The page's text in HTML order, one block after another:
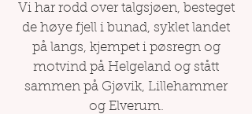
Vi har rodd over talgsjøen, besteget
de høye fjell i bunad, syklet landet
på langs, kjempet i pøsregn og
motvind på Helgeland og stått
sammen på Gjøvik, Lillehammer
og Elverum.